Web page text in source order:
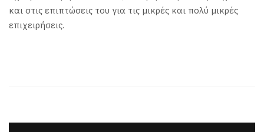
και στις επιπτώσεις του για τις μικρές και πολύ μικρές
επιχειρήσεις.